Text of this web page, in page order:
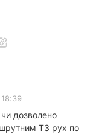
дозволено
ТЗ рух по